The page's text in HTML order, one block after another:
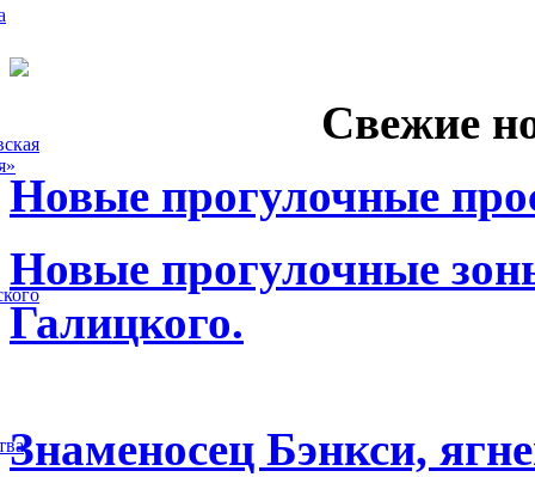
Свежие
Новые прогулочные
Новые прогулочные
Галицкого.
Знаменосец Бэнкси,